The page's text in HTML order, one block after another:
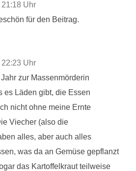
21:18 Uhr
für den Beitrag.
22:23 Uhr
zur Massenmörderin
es Läden gibt, die Essen
nicht ohne meine Ernte
Viecher (also die
alles, aber auch alles
was da an Gemüse gepflanzt
das Kartoffelkraut teilweise